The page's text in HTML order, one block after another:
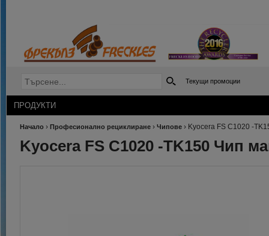
Текущи промоции
ПРОДУКТИ
Начало › Професионално рециклиране › Чипове › Kyocera FS C1020 -
Kyocera FS C1020 -TK150 Чип